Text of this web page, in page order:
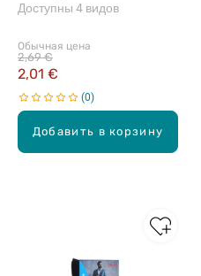
Добавить в корзину
Обычная цена
2,01 €
2,69 €
Доступны 4 видов
0